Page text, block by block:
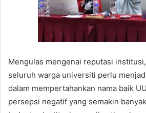
Mengulas mengenai reputasi
seluruh warga universiti perlu
dalam mempertahankan nama baik
persepsi negatif yang semakin